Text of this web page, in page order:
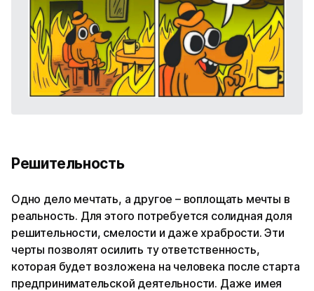
Решительность
Одно дело мечтать, а другое – воплощать мечты в
реальность. Для этого потребуется солидная доля
решительности, смелости и даже храбрости. Эти
черты позволят осилить ту ответственность,
которая будет возложена на человека после старта
предпринимательской деятельности. Даже имея